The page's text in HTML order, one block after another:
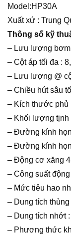
Model:HP30A
Xuất xứ : Trung
Thông số kỹ
– Lưu lượng bơm
– Cột áp tối đa :
– Lưu lượng @
– Chiều hút sâu
– Kích thước phủ
– Khối lượng tịnh
– Đường kính
– Đường kính
– Động cơ xăng
– Công suất
– Mức tiêu hao
– Dung tích
– Dung tích nhớt
– Phương thức